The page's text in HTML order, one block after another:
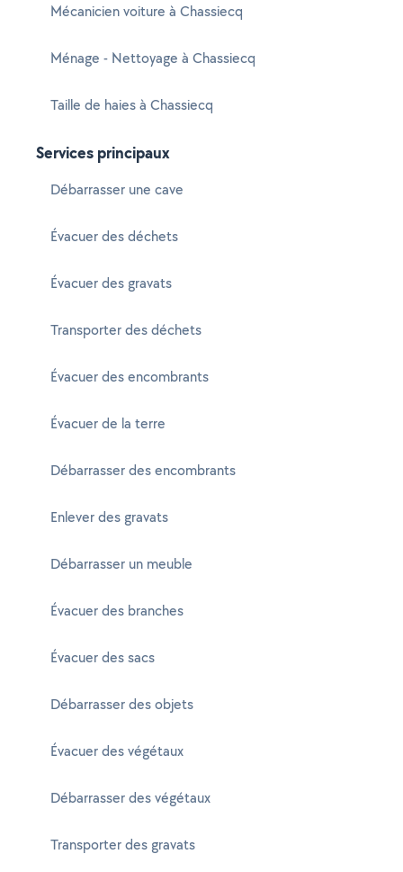
Mécanicien voiture à Chassiecq
Ménage - Nettoyage à Chassiecq
Taille de haies à Chassiecq
Services principaux
Débarrasser une cave
Évacuer des déchets
Évacuer des gravats
Transporter des déchets
Évacuer des encombrants
Évacuer de la terre
Débarrasser des encombrants
Enlever des gravats
Débarrasser un meuble
Évacuer des branches
Évacuer des sacs
Débarrasser des objets
Évacuer des végétaux
Débarrasser des végétaux
Transporter des gravats